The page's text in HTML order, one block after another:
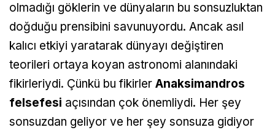
olmadığı göklerin ve dünyaların bu sonsuzluktan
doğduğu prensibini savunuyordu. Ancak asıl
kalıcı etkiyi yaratarak dünyayı değiştiren
teorileri ortaya koyan astronomi alanındaki
fikirleriydi. Çünkü bu fikirler Anaksimandros
felsefesi açısından çok önemliydi. Her şey
sonsuzdan geliyor ve her şey sonsuza gidiyor